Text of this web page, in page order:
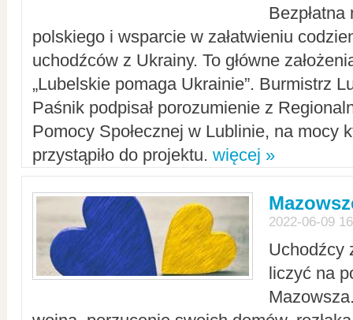
polskiego i wsparcie w załatwieniu
uchodźców z Ukrainy. To główne
„Lubelskie pomaga Ukrainie”. Burmistrz
Paśnik podpisał porozumienie z
Pomocy Społecznej w Lublinie, na mocy
przystąpiło do projektu. więcej »
2022-06-09
Uchodźcy
liczyć na